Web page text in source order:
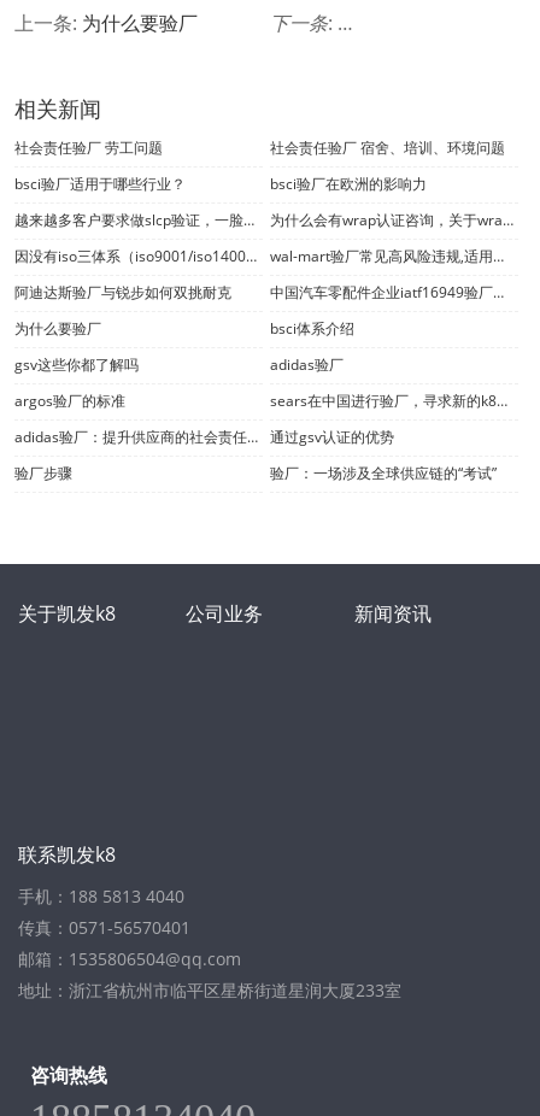
上一条: 为什么要验厂 下一条: bsci验厂对工时有什么
相关新闻
社会责任验厂 劳工问题
社会责任验厂 宿舍、培训、环境问题
bsci验厂适用于哪些行业？
bsci验厂在欧洲的影响力
越来越多客户要求做slcp验证，一脸茫然的你怎么办？
为什么会有wrap认证咨询，关于wrap认证你了解多少？
因没有iso三体系（iso9001/iso14001/iso45001）验厂认证证书而错失项目中标何其多
wal-mart验厂常见高风险违规,适用于wm es 2006版
阿迪达斯验厂与锐步如何双挑耐克
中国汽车零配件企业iatf16949验厂认证开始审核
为什么要验厂
bsci体系介绍
gsv这些你都了解吗
adidas验厂
argos验厂的标准
sears在中国进行验厂，寻求新的k8凯发集团的合作伙伴
adidas验厂：提升供应商的社会责任和环境绩效 通过gsv认证的优势
验厂步骤
验厂：一场涉及全球供应链的“考试”
关于凯发k8 公司业务 新闻资讯
联系凯发k8
手机：188 5813 4040
传真：0571-56570401
邮箱： 1535806504@qq.com
地址：浙江省杭州市临平区星桥街道星润大厦233室
咨询热线